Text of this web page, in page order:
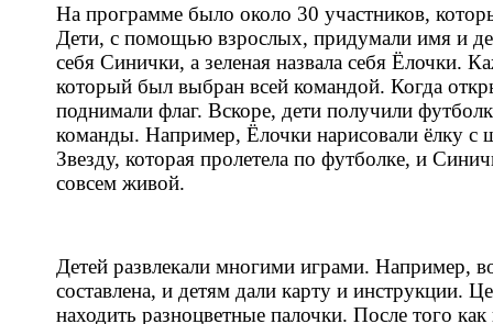
На программе было около 30 участников,
Дети, с помощью взрослых, придумали имя и
себя Синички, а зеленая назвала себя Ёлочки.
который был выбран всей командой. Когда
поднимали флаг. Вскоре, дети получили
команды. Например, Ёлочки нарисовали ёлку
Звезду, которая пролетела по футболке, и
совсем живой.
Детей развлекали многими играми. Например,
составлена, и детям дали карту и инструкции.
находить разноцветные палочки. После того